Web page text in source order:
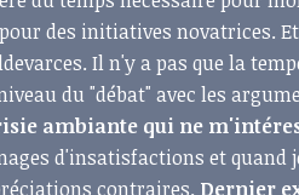
des initiatives novatrices.
Il n'y a pas que la
du "débat" avec les
ambiante qui ne
d'insatisfactions et quand
contraires. Dernier